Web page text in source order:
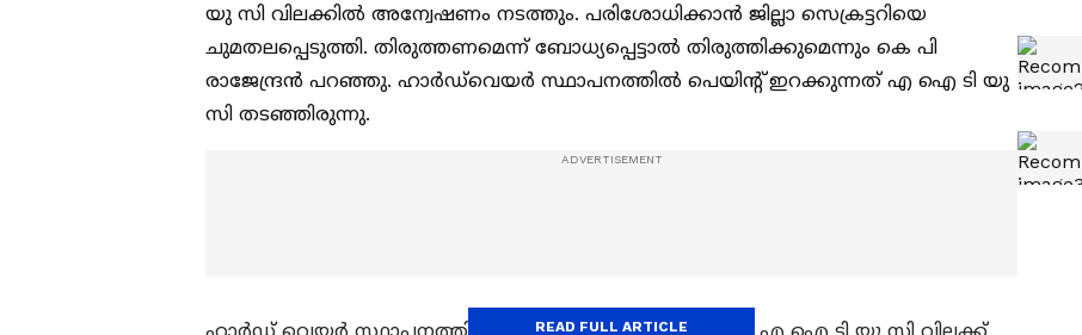
യു സി വിലക്കില്‍ അന്വേഷണം നടത്തും. പരിശോധിക്കാന്‍ ജില്ലാ സെക്രട്ടറിയെ
ചുമതലപ്പെടുത്തി. തിരുത്തണമെന്ന് ബോധ്യപ്പെട്ടാല്‍ തിരുത്തിക്കുമെന്നും കെ പി
രാജേന്ദ്രന്‍ പറഞ്ഞു. ഹാര്‍ഡ്‍വെയര്‍ സ്ഥാപനത്തില്‍ പെയിന്‍റ് ഇറക്കുന്നത് എ ഐ ടി യു
സി തടഞ്ഞിരുന്നു.
ഹാർ‍ഡ് വെയർ സ്ഥാപനത്തിൽ പെയിന്‍റ് ലോഡിറക്കാനാണ് എ ഐ ടി യു സി വിലക്ക്
READ FULL ARTICLE